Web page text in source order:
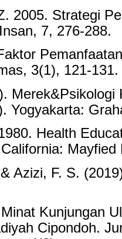
2005. Strategi
7, 276-288.
3(1), 121-131.
Merek&Psikologi
Yogyakarta:
Health
Azizi, F. S.
Kunjungan
Cipondoh.